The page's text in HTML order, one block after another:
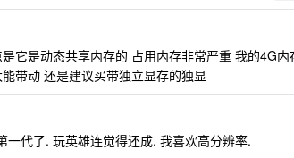
它是动态共享内存的 占用内存非常严重 我的4G
带动 还是建议买带独立显存的独显
代了. 玩英雄连觉得还成. 我喜欢高分辨率.